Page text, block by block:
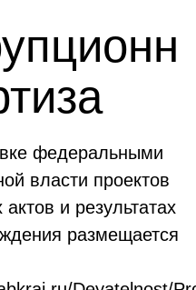
федеральными
власти проектов
и результатах
размещается